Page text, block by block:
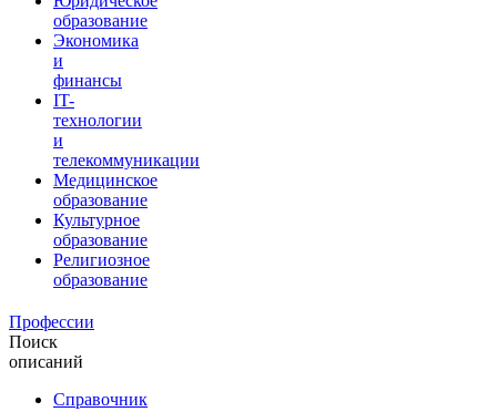
образование
Экономика
и
финансы
IT-
технологии
и
телекоммуникации
Медицинское
образование
Культурное
образование
Религиозное
образование
Профессии
Поиск
описаний
Справочник